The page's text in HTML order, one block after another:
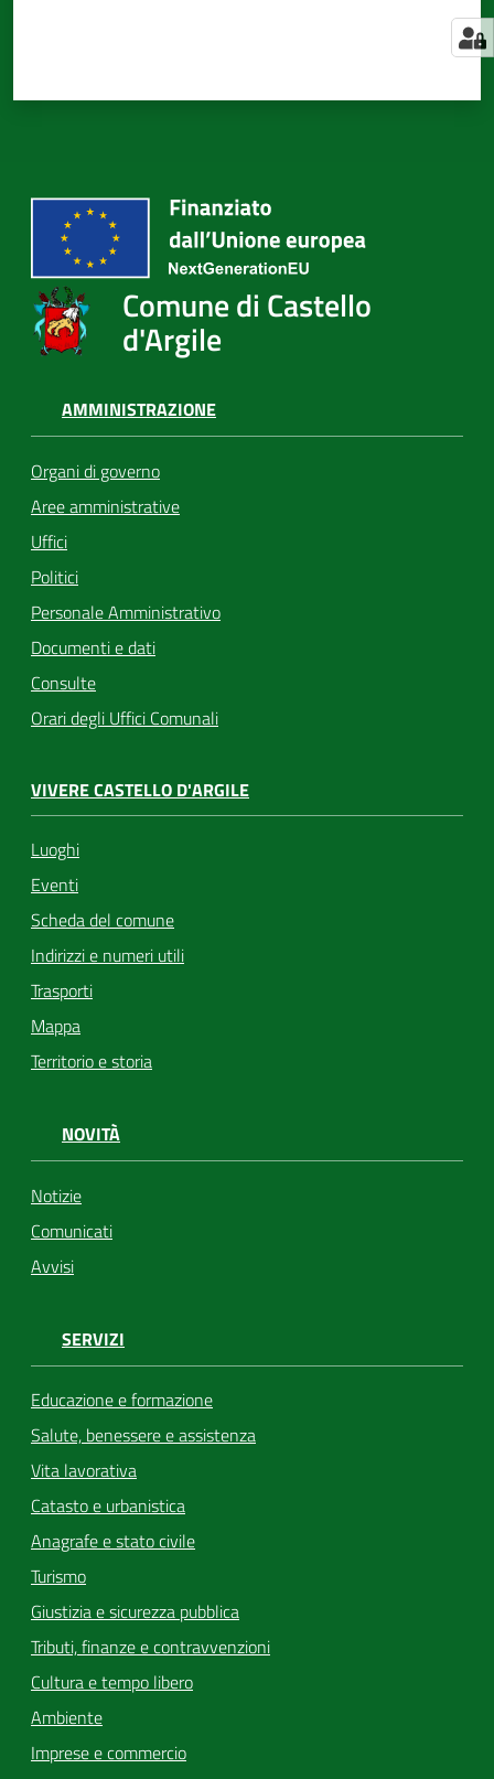
Comune di Castello
d'Argile
AMMINISTRAZIONE
Organi di governo
Aree amministrative
Uffici
Politici
Personale Amministrativo
Documenti e dati
Consulte
Orari degli Uffici Comunali
VIVERE CASTELLO D'ARGILE
Luoghi
Eventi
Scheda del comune
Indirizzi e numeri utili
Trasporti
Mappa
Territorio e storia
NOVITÀ
Notizie
Comunicati
Avvisi
SERVIZI
Educazione e formazione
Salute, benessere e assistenza
Vita lavorativa
Catasto e urbanistica
Anagrafe e stato civile
Turismo
Giustizia e sicurezza pubblica
Tributi, finanze e contravvenzioni
Cultura e tempo libero
Ambiente
Imprese e commercio